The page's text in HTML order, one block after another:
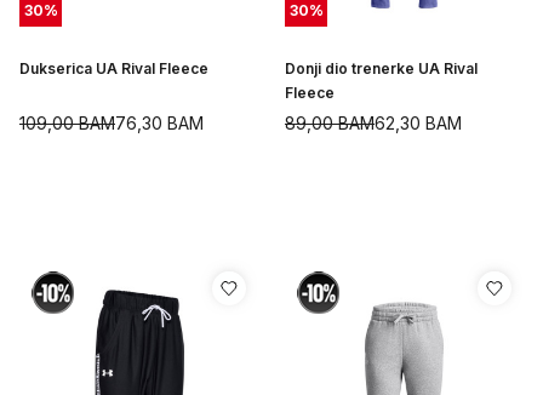
30%
Dukserica UA Rival Fleece
76,30 BAM
109,00BAM
30%
Donji dio trenerke UA Rival
Fleece
62,30 BAM
89,00BAM